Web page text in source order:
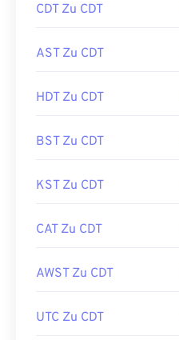
CDT Zu CDT
AST Zu CDT
HDT Zu CDT
BST Zu CDT
KST Zu CDT
CAT Zu CDT
AWST Zu CDT
UTC Zu CDT